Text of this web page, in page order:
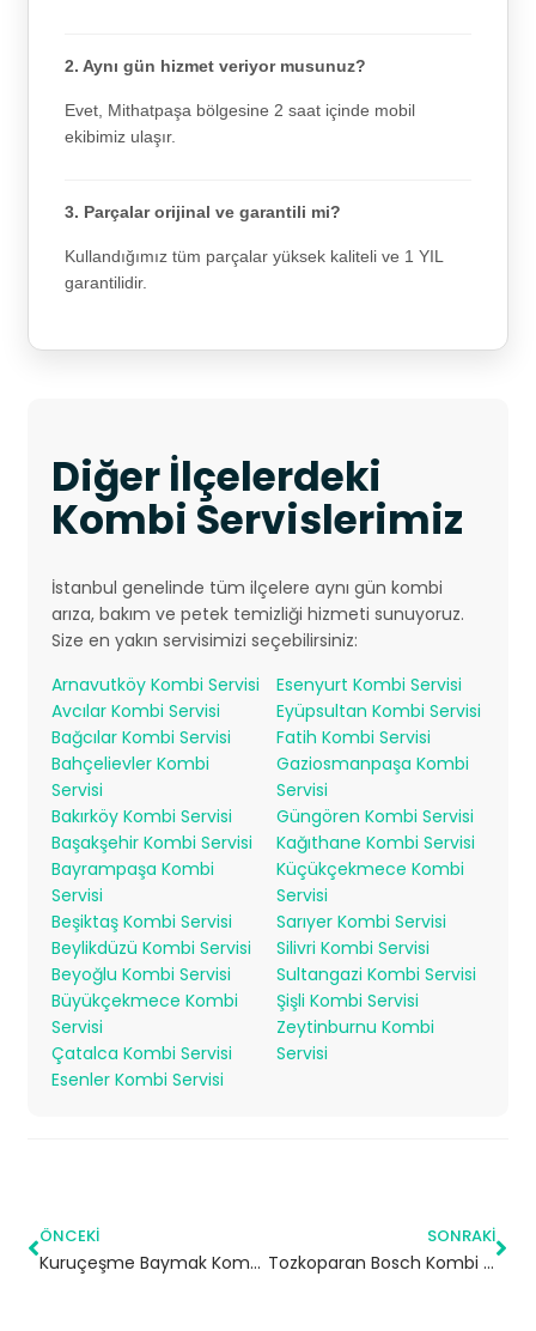
2. Aynı gün hizmet veriyor musunuz?
Evet, Mithatpaşa bölgesine 2 saat içinde mobil
ekibimiz ulaşır.
3. Parçalar orijinal ve garantili mi?
Kullandığımız tüm parçalar yüksek kaliteli ve 1 YIL
garantilidir.
Diğer İlçelerdeki
Kombi Servislerimiz
İstanbul genelinde tüm ilçelere aynı gün kombi
arıza, bakım ve petek temizliği hizmeti sunuyoruz.
Size en yakın servisimizi seçebilirsiniz:
Arnavutköy Kombi Servisi
Avcılar Kombi Servisi
Bağcılar Kombi Servisi
Bahçelievler Kombi
Servisi
Bakırköy Kombi Servisi
Başakşehir Kombi Servisi
Bayrampaşa Kombi
Servisi
Beşiktaş Kombi Servisi
Beylikdüzü Kombi Servisi
Beyoğlu Kombi Servisi
Büyükçekmece Kombi
Servisi
Çatalca Kombi Servisi
Esenler Kombi Servisi
Esenyurt Kombi Servisi
Eyüpsultan Kombi Servisi
Fatih Kombi Servisi
Gaziosmanpaşa Kombi
Servisi
Güngören Kombi Servisi
Kağıthane Kombi Servisi
Küçükçekmece Kombi
Servisi
Sarıyer Kombi Servisi
Silivri Kombi Servisi
Sultangazi Kombi Servisi
Şişli Kombi Servisi
Zeytinburnu Kombi
Servisi
ÖNCEKI
Kuruçeşme Baymak Kombi Servisi – Beşiktaş Yetkili Servis
SONRAKI
Tozkoparan Bosch Kombi Servisi – Güngören Yetkili Servis